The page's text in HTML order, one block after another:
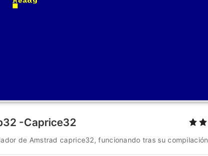
-Caprice32
de Amstrad caprice32, funcionando tras su compilación